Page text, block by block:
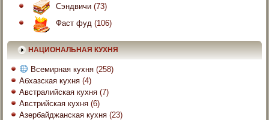
Сэндвичи (73)
Фаст фуд (106)
НАЦИОНАЛЬНАЯ КУХНЯ
Всемирная кухня (258)
Абхазская кухня (4)
Австралийская кухня (7)
Австрийская кухня (6)
Азербайджанская кухня (23)